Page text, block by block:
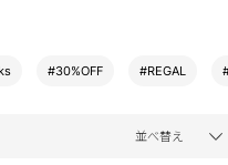
#30%OFF #REGAL
並べ替え